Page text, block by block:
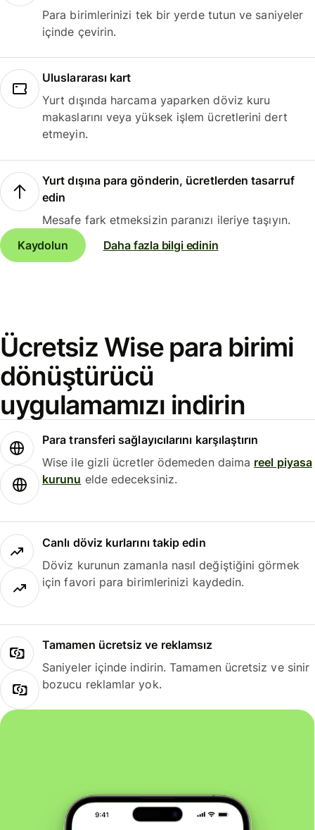
Para birimlerinizi tek bir yerde tutun ve saniyeler
içinde çevirin.
Uluslararası kart
Yurt dışında harcama yaparken döviz kuru
makaslarını veya yüksek işlem ücretlerini dert
etmeyin.
Yurt dışına para gönderin, ücretlerden tasarruf
edin
Mesafe fark etmeksizin paranızı ileriye taşıyın.
Kaydolun
Daha fazla bilgi edinin
Ücretsiz Wise para birimi
dönüştürücü
uygulamamızı indirin
Para transferi sağlayıcılarını karşılaştırın
Wise ile gizli ücretler ödemeden daima reel piyasa
kurunu elde edeceksiniz.
Canlı döviz kurlarını takip edin
Döviz kurunun zamanla nasıl değiştiğini görmek
için favori para birimlerinizi kaydedin.
Tamamen ücretsiz ve reklamsız
Saniyeler içinde indirin. Tamamen ücretsiz ve sinir
bozucu reklamlar yok.